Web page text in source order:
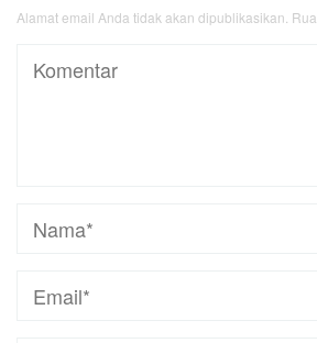
Alamat email Anda tidak akan dipublikasikan.